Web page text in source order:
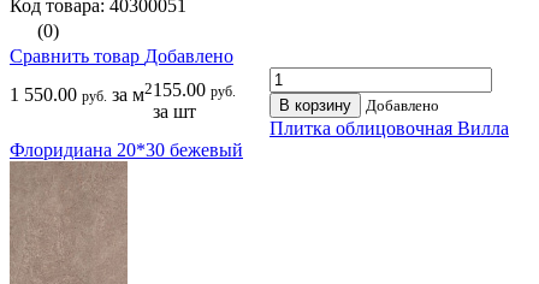
Код товара: 40300051
(0)
Сравнить товар Добавлено
1 550.00 руб. за м2155.00 руб.
за шт В корзину Добавлено
Плитка облицовочная Вилла
Флоридиана 20*30 бежевый